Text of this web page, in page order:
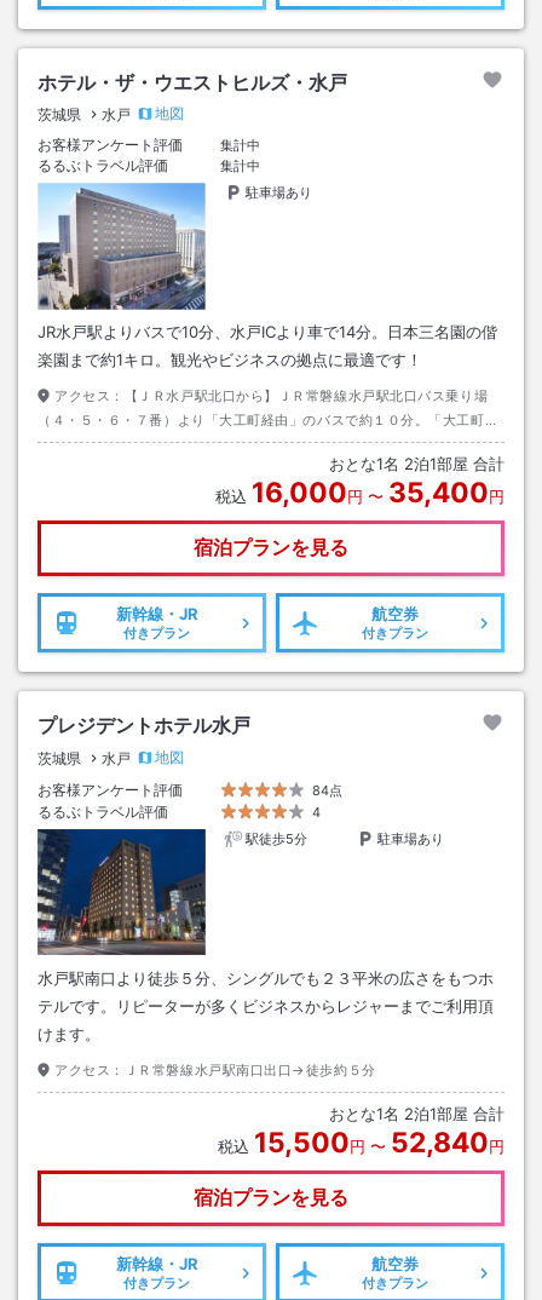
ホテル・ザ・ウエストヒルズ・水戸
茨城県 水戸
地図
お客様アンケート評価
集計中
るるぶトラベル評価
集計中
駐車場あり
JR水戸駅よりバスで10分、水戸ICより車で14分。日本三名園の偕
楽園まで約1キロ。観光やビジネスの拠点に最適です！
アクセス：
【ＪＲ水戸駅北口から】ＪＲ常磐線水戸駅北口バス乗り場
（４・５・６・７番）より「大工町経由」のバスで約１０分。「大工町」
で下車すると目の前がホテルです。平日昼間約５分に１本運行していま
おとな1名 2泊1部屋 合計
税込 16,000円 〜 35,400円
宿泊プランを見る
新幹線・JR
付きプラン
航空券
付きプラン
プレジデントホテル水戸
茨城県 水戸
地図
お客様アンケート評価
84点
るるぶトラベル評価
4
駅徒歩5分
駐車場あり
水戸駅南口より徒歩５分、シングルでも２３平米の広さをもつホ
テルです。リピーターが多くビジネスからレジャーまでご利用頂
けます。
アクセス： ＪＲ常磐線水戸駅南口出口→徒歩約５分
おとな1名 2泊1部屋 合計
税込 15,500円 〜 52,840円
宿泊プランを見る
新幹線・JR
付きプラン
航空券
付きプラン